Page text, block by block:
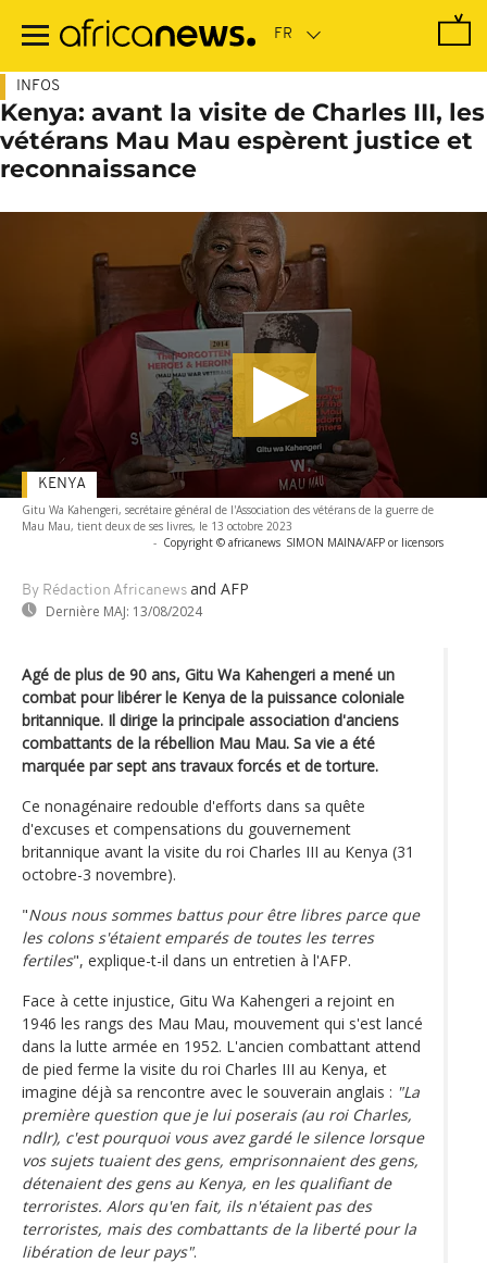
contenu
INFOS
Kenya: avant la visite de Charles III, les
vétérans Mau Mau espèrent justice et
reconnaissance
Gitu Wa Kahengeri, secrétaire général de l'Association des vétérans de la guerre de
Mau Mau, tient deux de ses livres, le 13 octobre 2023
- Copyright © africanews SIMON MAINA/AFP or licensors
By Rédaction Africanews and AFP
Dernière MAJ: 13/08/2024
KENYA
Agé de plus de 90 ans, Gitu Wa Kahengeri a mené un
combat pour libérer le Kenya de la puissance coloniale
britannique. Il dirige la principale association d'anciens
combattants de la rébellion Mau Mau. Sa vie a été
marquée par sept ans travaux forcés et de torture.
Ce nonagénaire redouble d'efforts dans sa quête
d'excuses et compensations du gouvernement
britannique avant la visite du roi Charles III au Kenya (31
octobre-3 novembre).
"Nous nous sommes battus pour être libres parce que
les colons s'étaient emparés de toutes les terres
fertiles", explique-t-il dans un entretien à l'AFP.
Face à cette injustice, Gitu Wa Kahengeri a rejoint en
1946 les rangs des Mau Mau, mouvement qui s'est lancé
dans la lutte armée en 1952. L'ancien combattant attend
de pied ferme la visite du roi Charles III au Kenya, et
imagine déjà sa rencontre avec le souverain anglais : "La
première question que je lui poserais (au roi Charles,
ndlr), c'est pourquoi vous avez gardé le silence lorsque
vos sujets tuaient des gens, emprisonnaient des gens,
détenaient des gens au Kenya, en les qualifiant de
terroristes. Alors qu'en fait, ils n'étaient pas des
terroristes, mais des combattants de la liberté pour la
libération de leur pays".